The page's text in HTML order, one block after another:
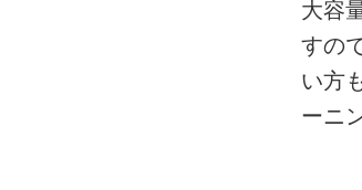
大容
すの
い方
ーニ